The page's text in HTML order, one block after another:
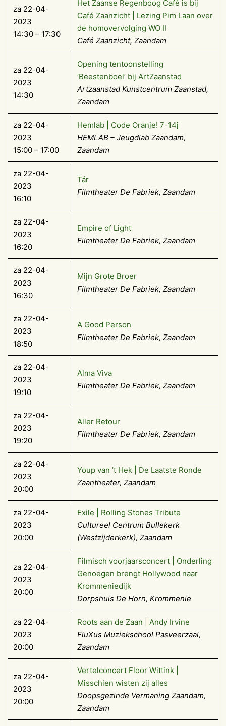
za 22-04-
2023
14:30 – 17:30
Het Zaanse Regenboog Café is bij
Café Zaanzicht | Lezing Pim Laan over
de homovervolging WO II
Café Zaanzicht, Zaandam
za 22-04-
2023
14:30
Opening tentoonstelling
‘Beestenboel’ bij ArtZaanstad
Artzaanstad Kunstcentrum Zaanstad,
Zaandam
za 22-04-
2023
15:00 – 17:00
Hemlab | Code Oranje! 7-14j
HEMLAB – Jeugdlab Zaandam,
Zaandam
za 22-04-
2023
16:10
Tár
Filmtheater De Fabriek, Zaandam
za 22-04-
2023
16:20
Empire of Light
Filmtheater De Fabriek, Zaandam
za 22-04-
2023
16:30
Mijn Grote Broer
Filmtheater De Fabriek, Zaandam
za 22-04-
2023
18:50
A Good Person
Filmtheater De Fabriek, Zaandam
za 22-04-
2023
19:10
Alma Viva
Filmtheater De Fabriek, Zaandam
za 22-04-
2023
19:20
Aller Retour
Filmtheater De Fabriek, Zaandam
za 22-04-
2023
20:00
Youp van ’t Hek | De Laatste Ronde
Zaantheater, Zaandam
za 22-04-
2023
20:00
Exile | Rolling Stones Tribute
Cultureel Centrum Bullekerk
(Westzijderkerk), Zaandam
za 22-04-
2023
20:00
Filmisch voorjaarsconcert | Onderling
Genoegen brengt Hollywood naar
Krommeniedijk
Dorpshuis De Horn, Krommenie
za 22-04-
2023
20:00
Roots aan de Zaan | Andy Irvine
FluXus Muziekschool Pasveerzaal,
Zaandam
za 22-04-
2023
20:00
Vertelconcert Floor Wittink |
Misschien wisten zij alles
Doopsgezinde Vermaning Zaandam,
Zaandam